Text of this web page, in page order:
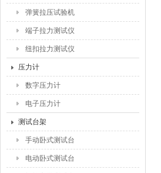
弹簧拉压试验机
端子拉力测试仪
纽扣拉力测试仪
压力计
数字压力计
电子压力计
测试台架
手动卧式测试台
电动卧式测试台